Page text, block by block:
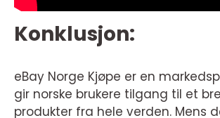
Konklusjon:
eBay Norge Kjøpe er en
gir norske brukere tilgang til et
produkter fra hele verden. Mens